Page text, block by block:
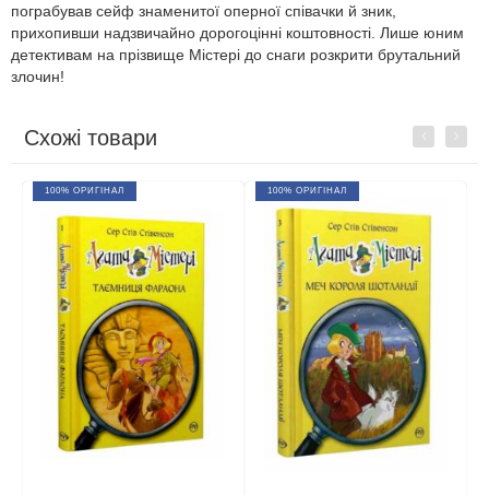
пограбував сейф знаменитої оперної співачки й зник,
прихопивши надзвичайно дорогоцінні коштовності. Лише юним
детективам на прізвище Містері до снаги розкрити брутальний
злочин!
Схожі товари Previous
100% ОРИГІНАЛ 100% ОРИГІНАЛ
Next